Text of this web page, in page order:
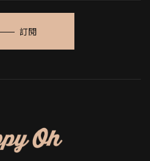
訂閱